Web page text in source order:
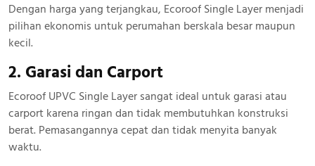
Dengan harga yang terjangkau, Ecoroof Single Layer menjadi
pilihan ekonomis untuk perumahan berskala besar maupun
kecil.
2. Garasi dan Carport
Ecoroof UPVC Single Layer sangat ideal untuk garasi atau
carport karena ringan dan tidak membutuhkan konstruksi
berat. Pemasangannya cepat dan tidak menyita banyak
waktu.